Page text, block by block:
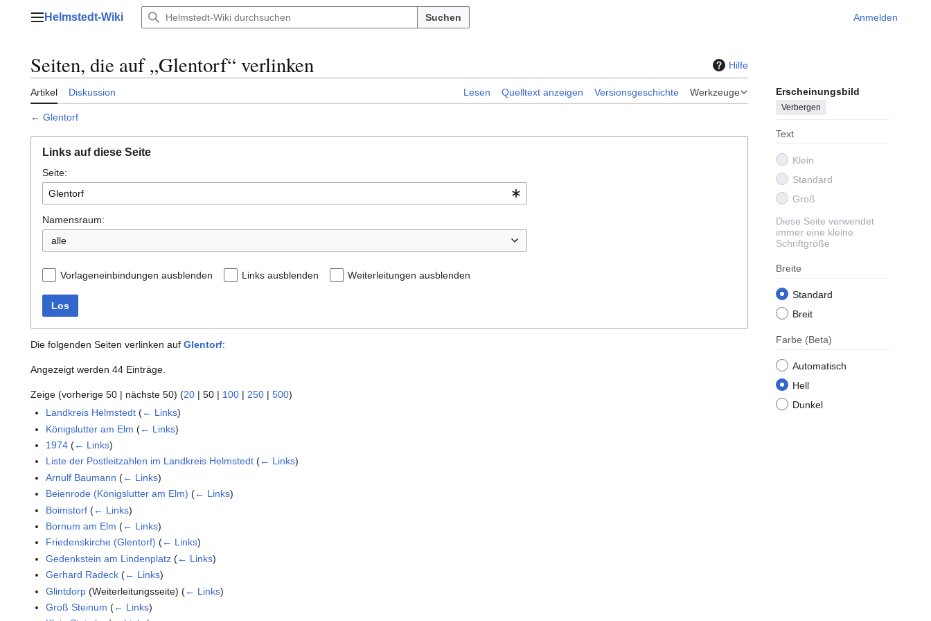
Hauptmenü
Helmstedt-Wiki Suchen Anmelden
Seiten, die auf „Glentorf“ verlinken Hilfe
Artikel Diskussion Lesen Quelltext anzeigen Versionsgeschichte Werkzeuge Erscheinungsbild
Verbergen
Text
Klein
Standard
Groß
Diese Seite verwendet
immer eine kleine
Schriftgröße
Breite
Standard
Breit
Farbe (Beta)
Automatisch
Hell
Dunkel
← Glentorf
Links auf diese Seite
Seite:
Namensraum:
alle
Vorlageneinbindungen ausblenden Links ausblenden Weiterleitungen ausblenden
Los
Die folgenden Seiten verlinken auf Glentorf:
Angezeigt werden 44 Einträge.
Zeige (vorherige 50 | nächste 50) (20 | 50 | 100 | 250 | 500)
Landkreis Helmstedt (← Links)
Königslutter am Elm (← Links)
1974 (← Links)
Liste der Postleitzahlen im Landkreis Helmstedt (← Links)
Arnulf Baumann (← Links)
Beienrode (Königslutter am Elm) (← Links)
Boimstorf (← Links)
Bornum am Elm (← Links)
Friedenskirche (Glentorf) (← Links)
Gedenkstein am Lindenplatz (← Links)
Gerhard Radeck (← Links)
Glintdorp (Weiterleitungsseite)(← Links)
Groß Steinum (← Links)